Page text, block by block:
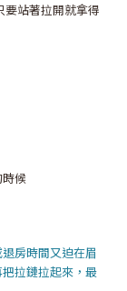
要站著拉開就拿得
候
房時間又迫在眉
拉鏈拉起來，最